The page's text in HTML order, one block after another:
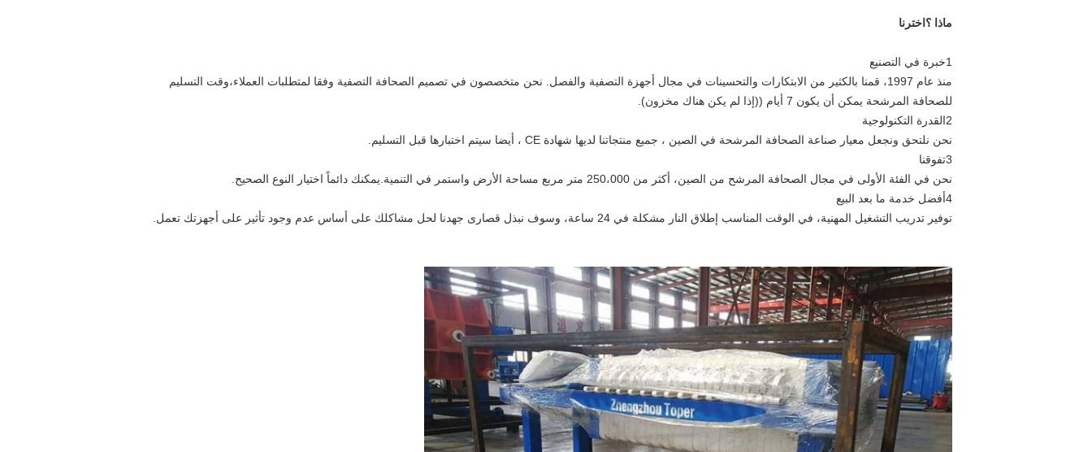
ماذا ؟ اخترنا
1خبرة في التصنيع
منذ عام 1997، قمنا بالكثير من الابتكارات والتحسينات في مجال أجهزة التصفية والفصل. نحن متخصصون في تصميم الصحافة التصفية وفقا لمتطلبات العملاء،وقت التسليم
للصحافة المرشحة يمكن أن يكون 7 أيام ((إذا لم يكن هناك مخزون).
2القدرة التكنولوجية
نحن نلتحق ونجعل معيار صناعة الصحافة المرشحة في الصين ، جميع منتجاتنا لديها شهادة CE ، أيضا سيتم اختبارها قبل التسليم.
3تفوقنا
نحن في الفئة الأولى في مجال الصحافة المرشح من الصين، أكثر من 250،000 متر مربع مساحة الأرض واستمر في التنمية.يمكنك دائماً اختيار النوع الصحيح.
4أفضل خدمة ما بعد البيع
توفير تدريب التشغيل المهنية، في الوقت المناسب إطلاق النار مشكلة في 24 ساعة، وسوف نبذل قصارى جهدنا لحل مشاكلك على أساس عدم وجود تأثير على أجهزتك تعمل.